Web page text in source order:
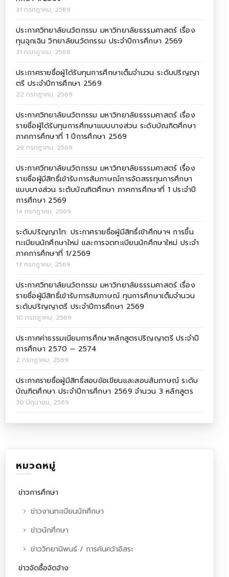
31 กรกฎาคม, 2569
ประกาศวิทยาลัยนวัตกรรม มหาวิทยาลัยธรรมศาสตร์ เรื่อง
ทุนฉุกเฉิน วิทยาลัยนวัตกรรม ประจำปีการศึกษา 2569
31 กรกฎาคม, 2569
ประกาศรายชื่อผู้ได้รับทุนการศึกษาเต็มจำนวน ระดับปริญญา
ตรี ประจำปีการศึกษา 2569
22 กรกฎาคม, 2569
ประกาศวิทยาลัยนวัตกรรม มหาวิทยาลัยธรรมศาสตร์ เรื่อง
รายชื่อผู้ได้รับทุนการศึกษาแบบบางส่วน ระดับบัณฑิตศึกษา
ภาคการศึกษาที่ 1 ปีการศึกษา 2569
29 กรกฎาคม, 2569
ประกาศวิทยาลัยนวัตกรรม มหาวิทยาลัยธรรมศาสตร์ เรื่อง
รายชื่อผู้มีสิทธิ์เข้ารับการสัมภาษณ์การจัดสรรทุนการศึกษา
แบบบางส่วน ระดับบัณฑิตศึกษา ภาคการศึกษาที่ 1 ประจำปี
การศึกษา 2569
14 กรกฎาคม, 2569
ระดับปริญญาโท: ประกาศรายชื่อผู้มีสิทธิ์เข้าศึกษาฯ การขึ้น
ทะเบียนนักศึกษาใหม่ และการจดทะเบียนนักศึกษาใหม่ ประจำ
ภาคการศึกษาที่ 1/2569
13 กรกฎาคม, 2569
ประกาศวิทยาลัยนวัตกรรม มหาวิทยาลัยธรรมศาสตร์ เรื่อง
รายชื่อผู้มีสิทธิ์เข้ารับการสัมภาษณ์ ทุนการศึกษาเต็มจำนวน
ระดับปริญญาตรี ประจำปีการศึกษา 2569
10 กรกฎาคม, 2569
ประกาศค่าธรรมเนียมการศึกษาหลักสูตรปริญญาตรี ประจำปี
การศึกษา 2570 – 2574
2 กรกฎาคม, 2569
ประกาศรายชื่อผู้มีสิทธิ์สอบข้อเขียนและสอบสัมภาษณ์ ระดับ
บัณฑิตศึกษา ประจำปีการศึกษา 2569 จำนวน 3 หลักสูตร
30 มิถุนายน, 2569
หมวดหมู่
ข่าวการศึกษา
ข่าวงานทะเบียนนักศึกษา
ข่าวนักศึกษา
ข่าววิทยานิพนธ์ / การค้นคว้าอิสระ
ข่าวจัดซื้อจัดจ้าง